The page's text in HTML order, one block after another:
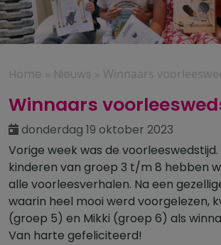
Home » Nieuws » Winnaars
Winnaars
donderdag 19 oktober 2023
Vorige week was de
kinderen van groep 3 t/m 8 hebben
alle voorleesverhalen. Na een
waarin heel mooi werd voorgelezen,
(groep 5) en Mikki (groep 6) als
Van harte gefeliciteerd!